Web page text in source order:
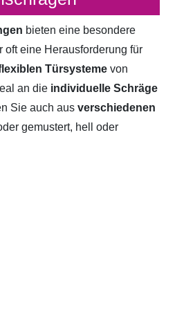
bieten eine besondere
oft eine Herausforderung für
Türsystemevon
an die individuelle Schräge
Sie auch ausverschiedenen
gemustert, hell oder